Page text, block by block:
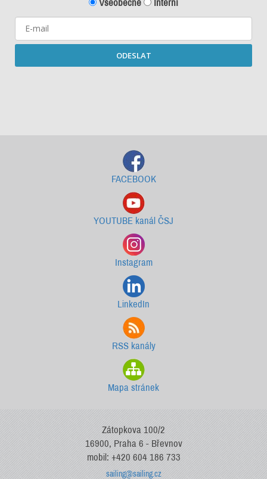
Všeobecné
Interní
ODESLAT
FACEBOOK
YOUTUBE kanál ČSJ
Instagram
LinkedIn
RSS kanály
Mapa stránek
Zátopkova 100/2
16900, Praha 6 - Břevnov
mobil: +420 604 186 733
sailing@sailing.cz